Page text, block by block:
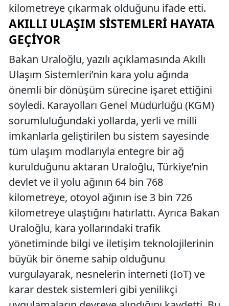
kilometreye çıkarmak olduğunu ifade etti.
AKILLI ULAŞIM SISTEMLERI HAYATA
GEÇIYOR
Bakan Uraloğlu, yazılı açıklamasında Akıllı
Ulaşım Sistemleri’nin kara yolu ağında
önemli bir dönüşüm sürecine işaret ettiğini
söyledi. Karayolları Genel Müdürlüğü (KGM)
sorumluluğundaki yollarda, yerli ve milli
imkanlarla geliştirilen bu sistem sayesinde
tüm ulaşım modlarıyla entegre bir ağ
kurulduğunu aktaran Uraloğlu, Türkiye’nin
devlet ve il yolu ağının 64 bin 768
kilometreye, otoyol ağının ise 3 bin 726
kilometreye ulaştığını hatırlattı. Ayrıca Bakan
Uraloğlu, kara yollarındaki trafik
yönetiminde bilgi ve iletişim teknolojilerinin
büyük bir öneme sahip olduğunu
vurgulayarak, nesnelerin interneti (IoT) ve
karar destek sistemleri gibi yenilikçi